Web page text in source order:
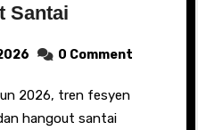
Santai
0 Comment
hangout santai